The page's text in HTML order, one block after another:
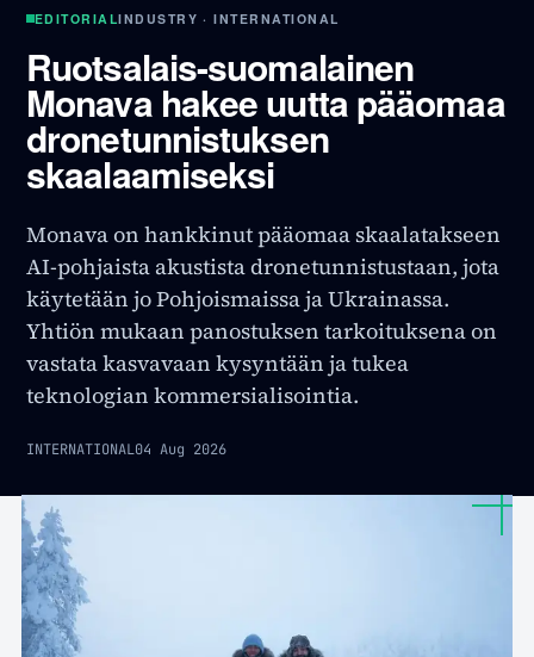
EDITORIALINDUSTRY · INTERNATIONAL
Ruotsalais-suomalainen
Monava hakee uutta pääomaa
dronetunnistuksen
skaalaamiseksi
Monava on hankkinut pääomaa skaalatakseen
AI-pohjaista akustista dronetunnistustaan, jota
käytetään jo Pohjoismaissa ja Ukrainassa.
Yhtiön mukaan panostuksen tarkoituksena on
vastata kasvavaan kysyntään ja tukea
teknologian kommersialisointia.
INTERNATIONAL04 Aug 2026